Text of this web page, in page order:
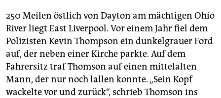
250 Meilen östlich von Dayton am mächtigen Ohio
River liegt East Liverpool. Vor einem Jahr fiel dem
Polizisten Kevin Thompson ein dunkelgrauer Ford
auf, der neben einer Kirche parkte. Auf dem
Fahrersitz traf Thomson auf einen mittelalten
Mann, der nur noch lallen konnte. „Sein Kopf
wackelte vor und zurück“, schrieb Thomson ins